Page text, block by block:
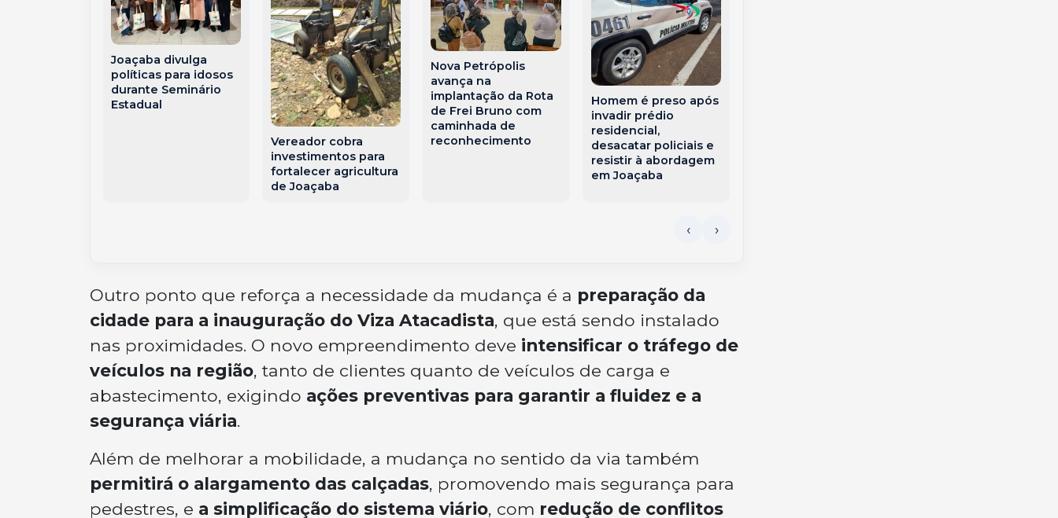
Joaçaba divulga
políticas para idosos
durante Seminário
Estadual
Vereador cobra
investimentos para
fortalecer agricultura
de Joaçaba
Nova Petrópolis
avança na
implantação da Rota
de Frei Bruno com
caminhada de
reconhecimento
Homem é preso após
invadir prédio
residencial,
desacatar policiais e
resistir à abordagem
em Joaçaba
Outro ponto que reforça a necessidade da mudança é a preparação da
cidade para a inauguração do Viza Atacadista, que está sendo instalado
nas proximidades. O novo empreendimento deve intensificar o tráfego de
veículos na região, tanto de clientes quanto de veículos de carga e
abastecimento, exigindo ações preventivas para garantir a fluidez e a
segurança viária.
Além de melhorar a mobilidade, a mudança no sentido da via também
permitirá o alargamento das calçadas, promovendo mais segurança para
pedestres, e a simplificação do sistema viário, com redução de conflitos